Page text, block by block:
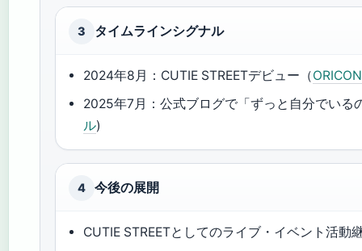
3 タイムラインシグナル
2024年8月：CUTIE STREETデビュー（
2025年7月：公式ブログで「ずっと自分でいる
ル)
4 今後の展開
CUTIE STREETとしてのライブ・イベント活動